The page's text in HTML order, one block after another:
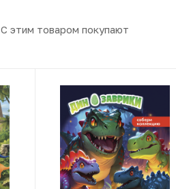
С этим товаром покупают